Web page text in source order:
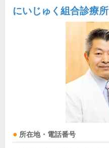
にいじゅく組合診療所
所在地・電話番号